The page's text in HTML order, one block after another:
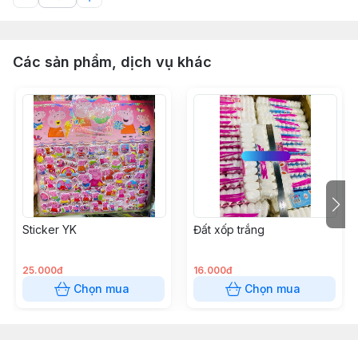
Các sản phẩm, dịch vụ khác
Sticker YK
25.000đ
Chọn mua
Đất xốp trắng
16.000đ
Chọn mua